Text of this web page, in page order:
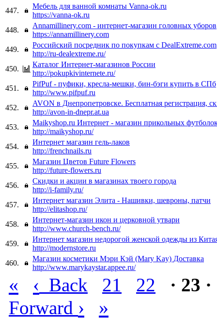
447.
Мебель для ванной комнаты Vanna-ok.ru
https://vanna-ok.ru
448.
Annamillinery.com - интернет-магазин головных уборов
https://annamillinery.com
449.
Российский посредник по покупкам с DealExtreme.com
http://ru-dealextreme.ru/
450.
Каталог Интернет-магазинов России
http://pokupkivinternete.ru/
451.
PifPuf - пуфики, кресла-мешки, бин-бэги купить в СПб
http://www.pifpuf.ru
452.
AVON в Днепропетровске. Бесплатная регистрация,
http://avon-in-dnepr.at.ua
453.
Maikyshop.ru Интернет - магазин прикольных футболок
http://maikyshop.ru/
454.
Интернет магазин гель-лаков
http://frenchnails.ru
455.
Магазин Цветов Future Flowers
http://future-flowers.ru
456.
Скидки и акции в магазинах твоего города
http://i-family.ru/
457.
Интернет магазин Элита - Нашивки, шевроны, патчи
http://elitashop.ru/
458.
Интернет-магазин икон и церковной утвари
http://www.church-bench.ru/
459.
Интернет магазин недорогой женской одежды из
http://modernstore.ru
460.
Магазин косметики Мэри Кэй (Mary Kay) Доставка
http://www.marykaystar.appee.ru/
« ‹ Back 21 22
· 23 ·
Forward › »